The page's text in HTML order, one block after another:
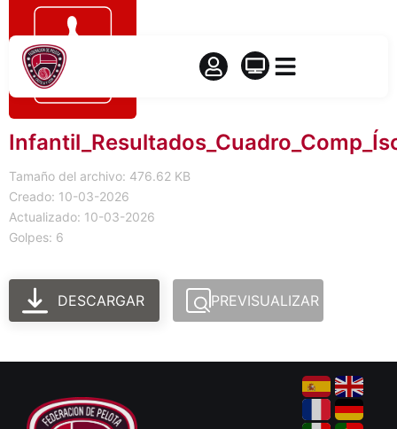
Tamaño del archivo: 476.62 KB
Creado: 10-03-2026
Actualizado: 10-03-2026
Golpes: 6
DESCARGAR PREVISUALIZAR